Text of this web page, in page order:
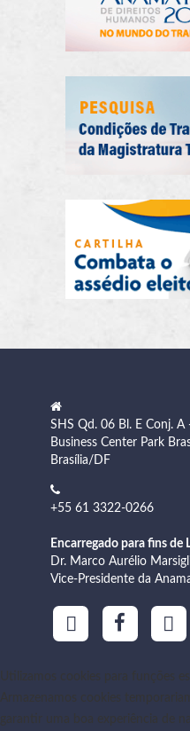
SHS Qd. 06 Bl. E Conj.
Business Center Park
Brasília/DF
+55 61 3322-0266
Encarregado para fins de
Dr. Marco Aurélio
Vice-Presidente da
Utilizamos cookies para funções
Armazenamos cookies
garantir uma boa experiência de